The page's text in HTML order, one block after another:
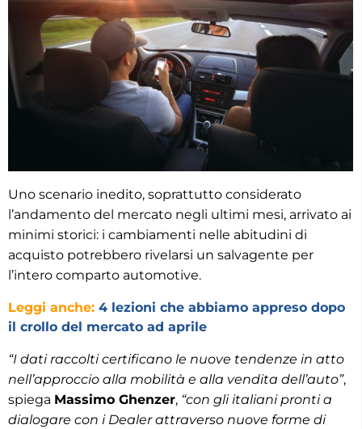
Uno scenario inedito, soprattutto considerato
l’andamento del mercato negli ultimi mesi, arrivato ai
minimi storici: i cambiamenti nelle abitudini di
acquisto potrebbero rivelarsi un salvagente per
l’intero comparto automotive.
Leggi anche: 4 lezioni che abbiamo appreso dopo
il crollo del mercato ad aprile
“I dati raccolti certificano le nuove tendenze in atto
nell’approccio alla mobilità e alla vendita dell’auto”,
spiega Massimo Ghenzer, “con gli italiani pronti a
dialogare con i Dealer attraverso nuove forme di